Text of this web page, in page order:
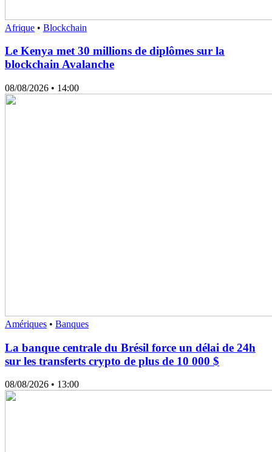
Afrique • Blockchain
Le Kenya met 30 millions de diplômes sur la
blockchain Avalanche
08/08/2026 • 14:00
Amériques • Banques
La banque centrale du Brésil force un délai de 24h
sur les transferts crypto de plus de 10 000 $
08/08/2026 • 13:00